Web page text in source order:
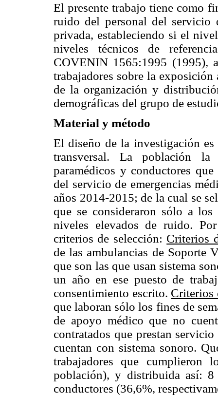
El presente trabajo tiene como
ruido del personal del servicio
privada, estableciendo si el
niveles técnicos de
COVENIN 1565:1995 (1995),
trabajadores sobre la
de la organización y
demográficas del grupo de
Material y método
El diseño de la investigación
transversal. La población la
paramédicos y conductores
del servicio de emergencias
años 2014-2015; de la cual se
que se consideraron sólo a los
niveles elevados de ruido.
criterios de selección: Criterios
de las ambulancias de Soporte
que son las que usan sistema
un año en ese puesto de
consentimiento escrito. Criterios
que laboran sólo los fines de
de apoyo médico que no
contratados que prestan
cuentan con sistema sonoro.
trabajadores que
población), y distribuida así: 8
conductores (36,6%,